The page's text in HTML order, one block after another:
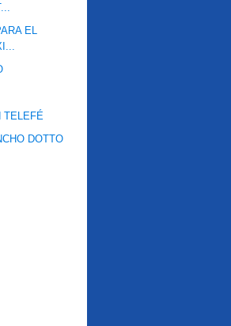
EL
TELEFÉ
DOTTO